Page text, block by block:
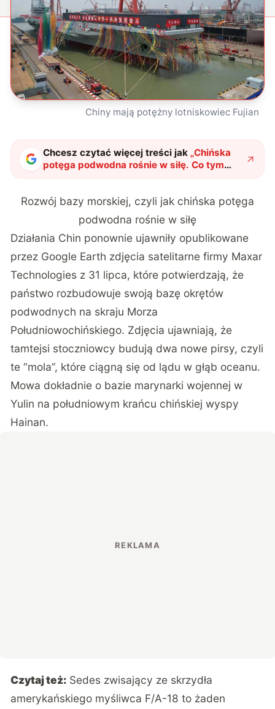
Chiny mają potężny lotniskowiec Fujian
Chcesz czytać więcej treści jak „Chińska
potęga podwodna rośnie w siłę. Co tym
razem to potwierdza?"?
Rozwój bazy morskiej, czyli jak chińska potęga
podwodna rośnie w siłę
Działania Chin ponownie ujawniły opublikowane
przez Google Earth zdjęcia satelitarne firmy Maxar
Technologies z 31 lipca, które potwierdzają, że
państwo rozbudowuje swoją bazę okrętów
podwodnych na skraju Morza
Południowochińskiego. Zdjęcia ujawniają, że
tamtejsi stoczniowcy budują dwa nowe pirsy, czyli
te “mola”, które ciągną się od lądu w głąb oceanu.
Mowa dokładnie o bazie marynarki wojennej w
Yulin na południowym krańcu chińskiej wyspy
Hainan.
Czytaj też: Sedes zwisający ze skrzydła
amerykańskiego myśliwca F/A-18 to żaden